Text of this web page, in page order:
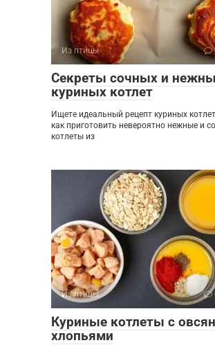
Из птицы
Секреты сочных и
куриных котлет
Ищете идеальный рецепт куриных
как приготовить невероятно нежные и
котлеты из
Из птицы
Куриные котлеты с
хлопьями